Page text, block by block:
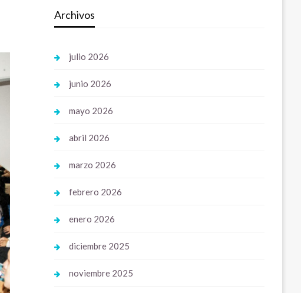
Archivos
julio 2026
junio 2026
mayo 2026
abril 2026
marzo 2026
febrero 2026
enero 2026
diciembre 2025
noviembre 2025